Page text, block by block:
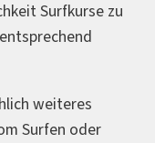
Surfkurse zu
weiteres
Surfen oder